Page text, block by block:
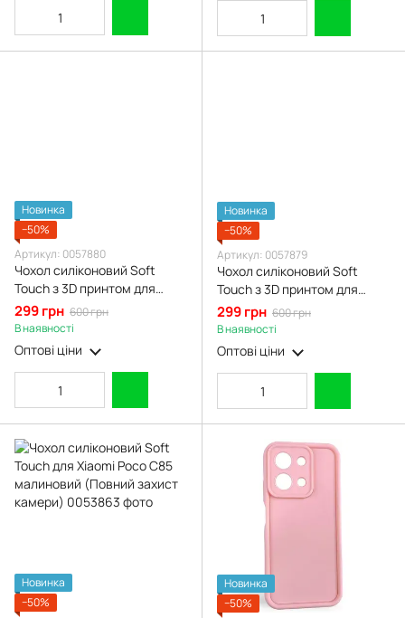
Новинка
−50%
Артикул: 0057880
Чохол силіконовий Soft
Touch з 3D принтом для
Xiaomi Poco C85 коричневий
(Повний захист камери)
299 грн 600 грн
В наявності
Оптові ціни
Новинка
−50%
Артикул: 0057879
Чохол силіконовий Soft
Touch з 3D принтом для
Xiaomi Poco C85 бордовий
(Повний захист камери)
299 грн 600 грн
В наявності
Оптові ціни
Новинка
−50%
Новинка
−50%